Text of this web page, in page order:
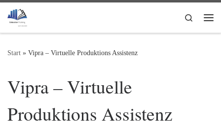
Zum Inhalt springen
Search
Start » Vipra – Virtuelle Produktions Assistenz
Vipra – Virtuelle
Produktions Assistenz